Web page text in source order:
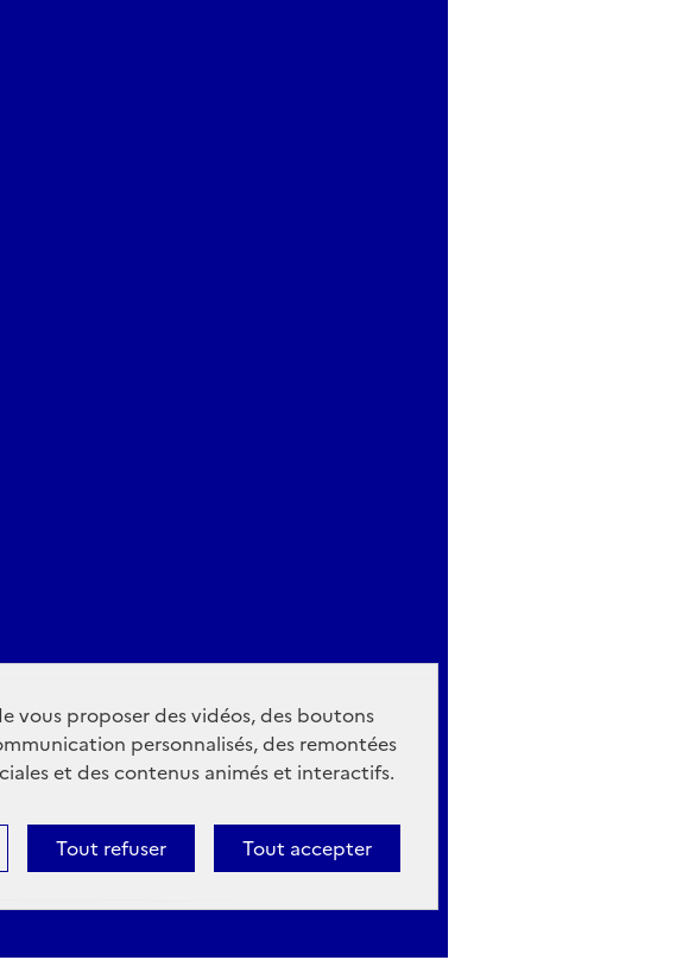
vous proposer des vidéos, des boutons
personnalisés, des remontées
et des contenus animés et interactifs.
Tout accepter
Tout refuser